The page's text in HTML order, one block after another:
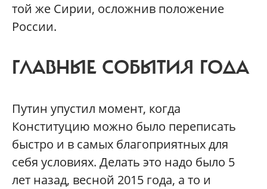
той же Сирии, осложнив положение
России.
ГЛАВНЫЕ СОБЫТИЯ ГОДА
Путин упустил момент, когда
Конституцию можно было переписать
быстро и в самых благоприятных для
себя условиях. Делать это надо было 5
лет назад, весной 2015 года, а то и